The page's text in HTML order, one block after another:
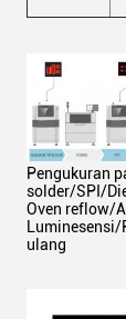
Pengukuran
solder/SPI/
Oven reflow/
ulang